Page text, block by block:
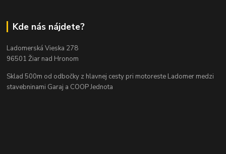
Kde nás nájdete?
Ladomerská Vieska 278
96501 Žiar nad Hronom
Sklad 500m od odbočky z hlavnej cesty pri motoreste Ladomer medzi
stavebninami Garaj a COOP Jednota